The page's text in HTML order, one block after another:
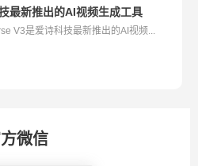
最新推出的AI视频生成工具
V3是爱诗科技最新推出的AI视频...
微信